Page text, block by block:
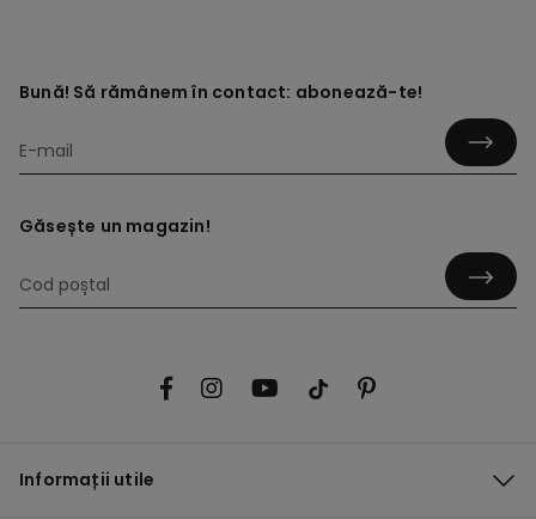
Bună! Să rămânem în contact: abonează-te!
Găsește un magazin!
Informații utile